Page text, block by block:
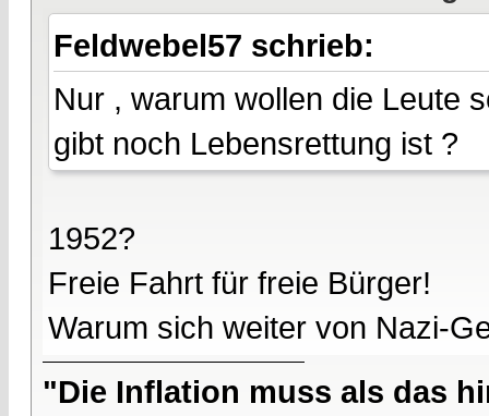
Feldwebel57 schrieb:
Nur , warum wollen die Leute
gibt noch Lebensrettung ist ?
1952?
Freie Fahrt für freie Bürger!
Warum sich weiter von Nazi-
"Die Inflation muss als das